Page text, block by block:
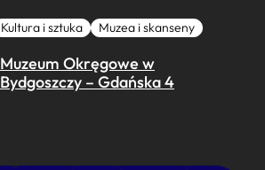
Kultura i sztuka Muzea i skanseny
Muzeum Okręgowe w
Bydgoszczy – Gdańska 4